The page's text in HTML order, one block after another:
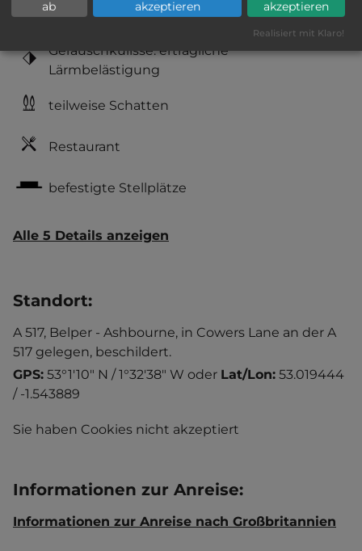
Lage: ansprechend
Geräuschkulisse: erträgliche
Lärmbelästigung
teilweise Schatten
Restaurant
befestigte Stellplätze
Alle 5 Details anzeigen
Standort:
A 517, Belper - Ashbourne, in Cowers Lane an der A
517 gelegen, beschildert.
GPS: 53°1'10" N / 1°32'38" W oder Lat/Lon: 53.019444
/ -1.543889
Sie haben Cookies nicht akzeptiert
Informationen zur Anreise:
Informationen zur Anreise nach Großbritannien
ab
akzeptieren
akzeptieren
Realisiert mit Klaro!